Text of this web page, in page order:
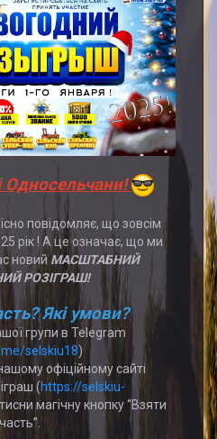
Односельчани!
повідомляє, що зовсім
рік ! А це означає, що ми
новий МАСШТАБНИЙ
РОЗІГРАШ!
Які умови?
групи в Telegram
selskiu18)
офіційному сайті
(https://selskiu-
магічну кнопку “Взяти